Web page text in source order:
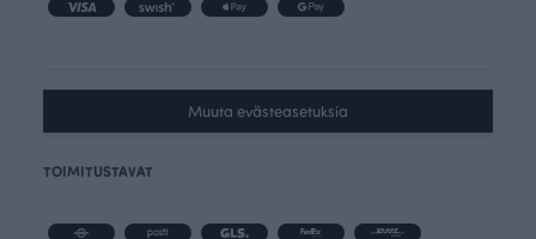
Muuta evästeasetuksia
TOIMITUSTAVAT